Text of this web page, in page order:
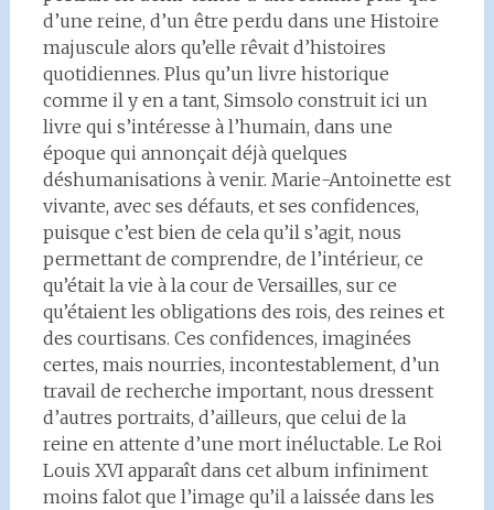
d’une reine, d’un être perdu dans une Histoire
majuscule alors qu’elle rêvait d’histoires
quotidiennes. Plus qu’un livre historique
comme il y en a tant, Simsolo construit ici un
livre qui s’intéresse à l’humain, dans une
époque qui annonçait déjà quelques
déshumanisations à venir. Marie-Antoinette est
vivante, avec ses défauts, et ses confidences,
puisque c’est bien de cela qu’il s’agit, nous
permettant de comprendre, de l’intérieur, ce
qu’était la vie à la cour de Versailles, sur ce
qu’étaient les obligations des rois, des reines et
des courtisans. Ces confidences, imaginées
certes, mais nourries, incontestablement, d’un
travail de recherche important, nous dressent
d’autres portraits, d’ailleurs, que celui de la
reine en attente d’une mort inéluctable. Le Roi
Louis XVI apparaît dans cet album infiniment
moins falot que l’image qu’il a laissée dans les